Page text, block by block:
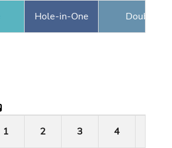
Hole-in-One Double
1 2 3 4